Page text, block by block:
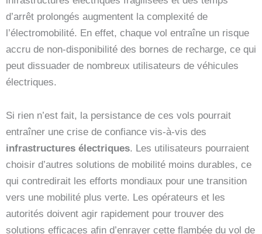
d’arrêt prolongés augmentent la complexité de
l’électromobilité. En effet, chaque vol entraîne un risque
accru de non-disponibilité des bornes de recharge, ce qui
peut dissuader de nombreux utilisateurs de véhicules
électriques.
Si rien n’est fait, la persistance de ces vols pourrait
entraîner une crise de confiance vis-à-vis des
infrastructures électriques. Les utilisateurs pourraient
choisir d’autres solutions de mobilité moins durables, ce
qui contredirait les efforts mondiaux pour une transition
vers une mobilité plus verte. Les opérateurs et les
autorités doivent agir rapidement pour trouver des
solutions efficaces afin d’enrayer cette flambée du vol de